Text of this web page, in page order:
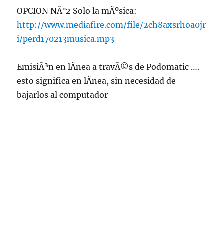
OPCION NÂ°2 Solo la mÃºsica:
http://www.mediafire.com/file/2ch8axsrhoa0jr
i/perd170213musica.mp3
EmisiÃ³n en lÃ­nea a travÃ©s de Podomatic ….
esto significa en lÃ­nea, sin necesidad de
bajarlos al computador